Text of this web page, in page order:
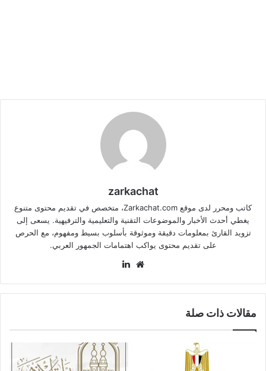
zarkachat
كاتب ومحرر لدى موقع Zarkachat.com، متخصص في تقديم محتوى متنوع
يغطي أحدث الأخبار والموضوعات التقنية والتعليمية والترفيهية. يسعى إلى
تزويد القارئ بمعلومات دقيقة وموثوقة بأسلوب بسيط ومفهوم، مع الحرص
على تقديم محتوى يواكب اهتمامات الجمهور العربي.
موقع
مقالات ذات صلة